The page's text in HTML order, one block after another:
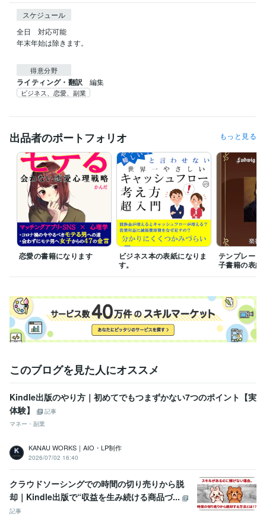
スケジュール
全日　対応可能
年末年始は除きます。
得意分野
ライティング・翻訳 編集
ビジネス、恋愛、副業
出品者のポートフォリオ もっと見る
恋愛の書籍になります
ビジネス本の表紙になりま
す。
テンプレート
子書籍の表紙
このブログを見た人にオススメ
Kindle出版のやり方｜初めてでもつまずかない7つのポイント【実
体験】
記事
マネー・副業
KANAU WORKS｜AIO・LP制作
2026/07/02 16:40
クラウドソーシングでの時間の切り売りから脱
却｜Kindle出版で“収益を生み続ける商品づ...
記事